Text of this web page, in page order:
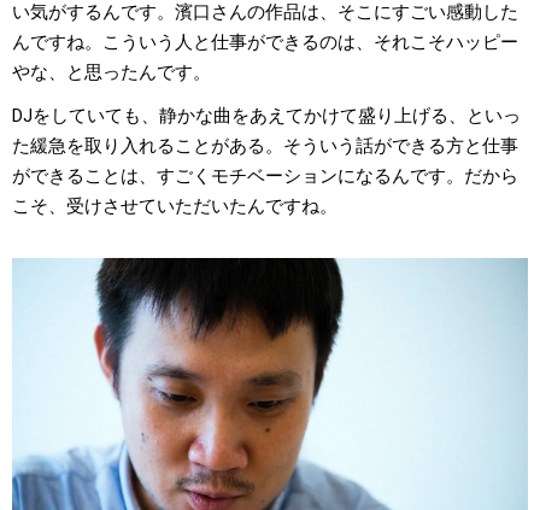
い気がするんです。濱口さんの作品は、そこにすごい感動した
んですね。こういう人と仕事ができるのは、それこそハッピー
やな、と思ったんです。
DJをしていても、静かな曲をあえてかけて盛り上げる、といっ
た緩急を取り入れることがある。そういう話ができる方と仕事
ができることは、すごくモチベーションになるんです。だから
こそ、受けさせていただいたんですね。